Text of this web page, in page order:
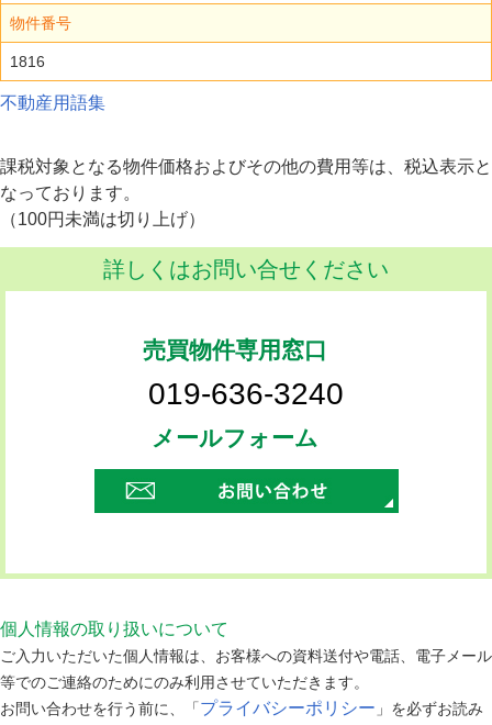
物件番号
1816
不動産用語集
課税対象となる物件価格およびその他の費用等は、税込表示と
なっております。
（100円未満は切り上げ）
詳しくはお問い合せください
売買物件専用窓口
019-636-3240
メールフォーム
個人情報の取り扱いについて
ご入力いただいた個人情報は、お客様への資料送付や電話、電子メール
等でのご連絡のためにのみ利用させていただきます。
お問い合わせを行う前に、「プライバシーポリシー 」を必ずお読み